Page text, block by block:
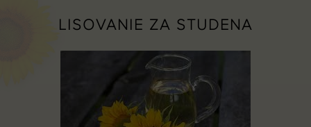
LISOVANIE ZA STUDENA